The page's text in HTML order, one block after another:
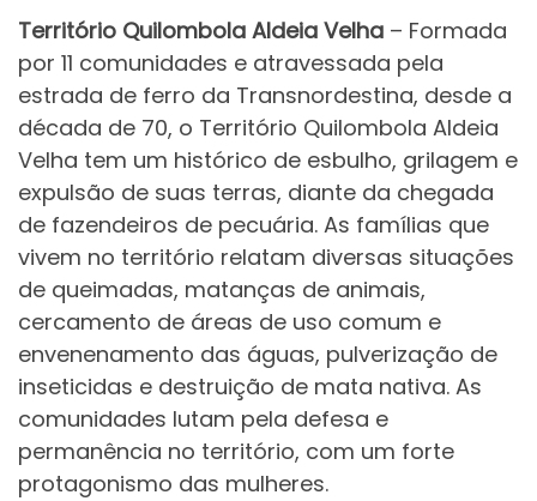
Território Quilombola Aldeia Velha – Formada
por 11 comunidades e atravessada pela
estrada de ferro da Transnordestina, desde a
década de 70, o Território Quilombola Aldeia
Velha tem um histórico de esbulho, grilagem e
expulsão de suas terras, diante da chegada
de fazendeiros de pecuária. As famílias que
vivem no território relatam diversas situações
de queimadas, matanças de animais,
cercamento de áreas de uso comum e
envenenamento das águas, pulverização de
inseticidas e destruição de mata nativa. As
comunidades lutam pela defesa e
permanência no território, com um forte
protagonismo das mulheres.